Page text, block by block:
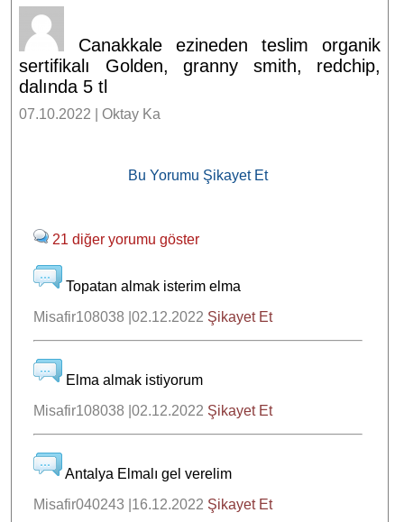
Canakkale ezineden teslim organik
sertifikalı Golden, granny smith, redchip,
dalında 5 tl
07.10.2022 | Oktay Ka
Bu Yorumu Şikayet Et
21 diğer yorumu göster
Topatan almak isterim elma
Misafir108038 |02.12.2022 Şikayet Et
Elma almak istiyorum
Misafir108038 |02.12.2022 Şikayet Et
Antalya Elmalı gel verelim
Misafir040243 |16.12.2022 Şikayet Et